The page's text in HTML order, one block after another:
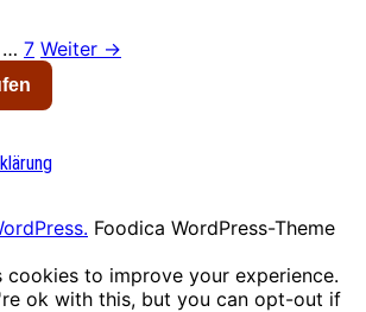
… 7 Weiter →
Foodica WordPress-Theme
cookies to improve your experience.
ok with this, but you can opt-out if